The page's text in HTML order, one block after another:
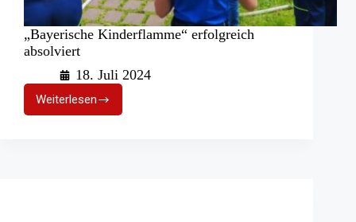
„Bayerische Kinderflamme“ erfolgreich
absolviert
18. Juli 2024
Weiterlesen„Bayerische
Kinderflamme“